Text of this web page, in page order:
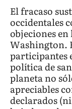
El fracaso
occidentales
objeciones
Washington.
participantes
política de
planeta no
apreciables
declarados